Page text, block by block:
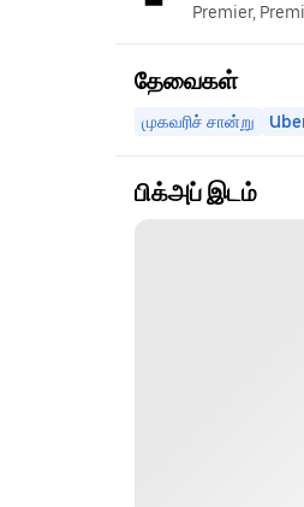
Premier,
தேவைகள்
முகவரிச் சான்று
பிக்அப் இடம்